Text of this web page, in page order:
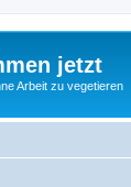
jetzt
Arbeit zu vegetieren